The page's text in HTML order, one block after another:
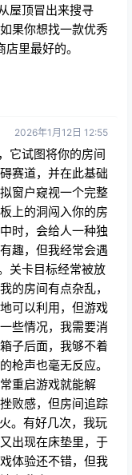
屋顶冒出来搜寻
果你想找一款优秀
里最好的。
2026年1月12日 12:55
它试图将你的房间
赛道，并在此基础
窗户窥视一个完整
上的洞闯入你的房
时，会给人一种独
趣，但我经常会遇
关卡目标经常被放
的房间有点杂乱，
可以利用，但游戏
些情况，我需要消
子后面，我够不着
枪声也毫无反应。
重启游戏就能解
败感，但房间追踪
。有好几次，我玩
出现在床垫里，于
体验还不错，但我